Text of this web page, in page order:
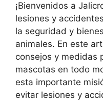
¡Bienvenidos a
lesiones y
la seguridad y
animales. En este
consejos y medidas
mascotas en todo
esta importante
evitar lesiones y